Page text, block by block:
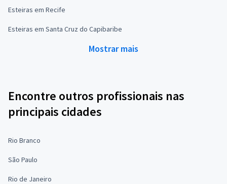
Esteiras em Recife
Esteiras em Santa Cruz do Capibaribe
Mostrar mais
Encontre outros profissionais nas
principais cidades
Rio Branco
São Paulo
Rio de Janeiro